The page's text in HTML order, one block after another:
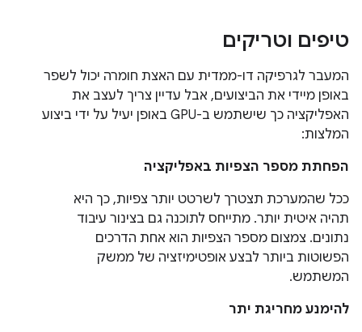
טיפים וטריקים
המעבר לגרפיקה דו-ממדית עם האצת חומרה יכול לשפר
באופן מיידי את הביצועים, אבל עדיין צריך לעצב את
האפליקציה כך שישתמש ב-GPU באופן יעיל על ידי ביצוע
המלצות:
הפחתת מספר הצפיות באפליקציה
ככל שהמערכת תצטרך לשרטט יותר צפיות, כך היא
תהיה איטית יותר. מתייחס לתוכנה גם בצינור עיבוד
נתונים. צמצום מספר הצפיות הוא אחת הדרכים
הפשוטות ביותר לבצע אופטימיזציה של ממשק
המשתמש.
להימנע מחריגת יתר